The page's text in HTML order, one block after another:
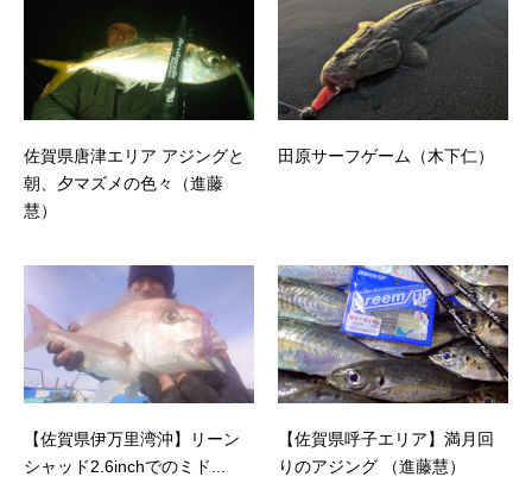
佐賀県唐津エリア アジングと
朝、夕マズメの色々（進藤
慧）
田原サーフゲーム（木下仁）
【佐賀県伊万里湾沖】リーン
シャッド2.6inchでのミド...
【佐賀県呼子エリア】満月回
りのアジング （進藤慧）